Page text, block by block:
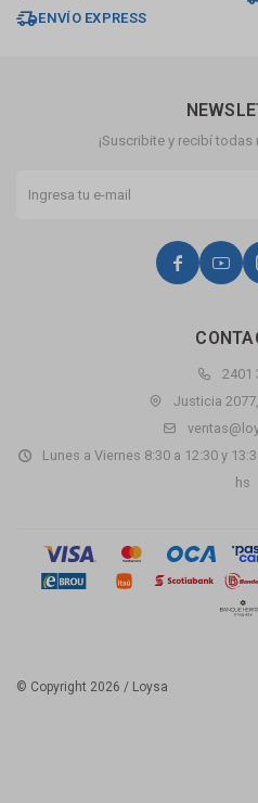
ENVÍO EXPRESS
2401
Justicia
Lunes a Viernes 8:30 a 12:30 y
hs
¡Suscribite y recibí
 
© Copyright 2026 / Loysa